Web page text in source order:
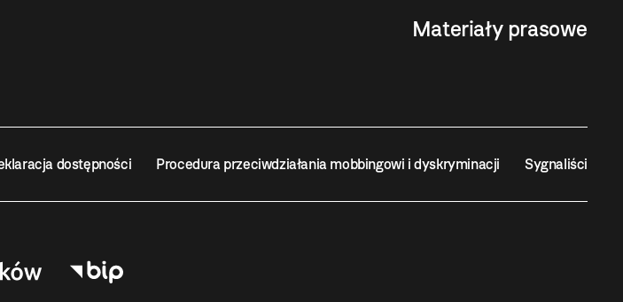
Materiały prasowe
dostępności Procedura przeciwdziałania mobbingowi i dyskryminacji Sygnaliści